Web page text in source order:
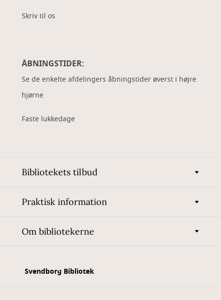
Skriv til os
ÅBNINGSTIDER:
Se de enkelte afdelingers åbningstider øverst i højre
hjørne
Faste lukkedage
Bibliotekets tilbud
Praktisk information
Om bibliotekerne
Svendborg Bibliotek